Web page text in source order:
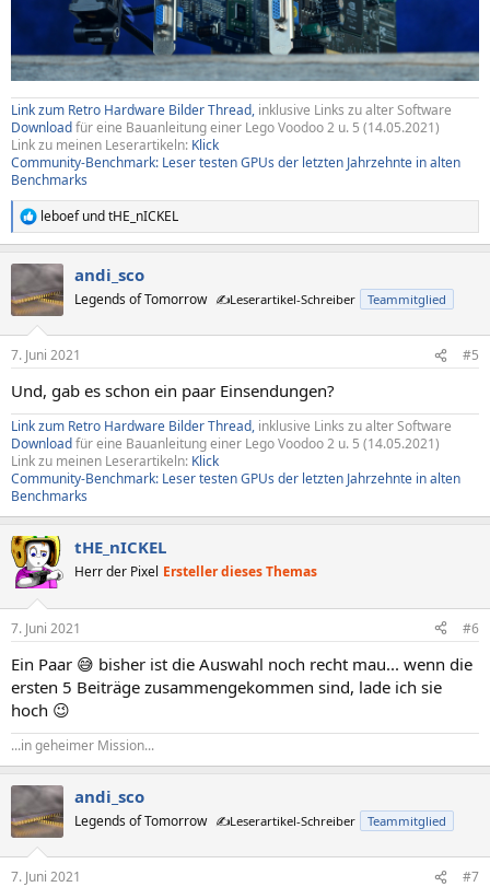
Link zum Retro Hardware Bilder Thread, inklusive Links zu alter Software
Downloadfür eine Bauanleitung einer Lego Voodoo 2 u. 5 (14.05.2021)
Link zu meinen Leserartikeln: Klick
Community-Benchmark: Leser testen GPUs der letzten Jahrzehnte in alten
Benchmarks
R
e
t
i
e
:
leboefundtHE_nICKEL
andi_sco
Legends of Tomorrow ✍️Leserartikel-Schreiber Teammitglied
7. Juni 2021 #5
Und, gab es schon ein paar Einsendungen?
Link zum Retro Hardware Bilder Thread, inklusive Links zu alter Software
Downloadfür eine Bauanleitung einer Lego Voodoo 2 u. 5 (14.05.2021)
Link zu meinen Leserartikeln: Klick
Community-Benchmark: Leser testen GPUs der letzten Jahrzehnte in alten
Benchmarks
tHE_nICKEL
Herr der Pixel Ersteller dieses Themas
7. Juni 2021 #6
Ein Paar 😅 bisher ist die Auswahl noch recht mau... wenn die
ersten 5 Beiträge zusammengekommen sind, lade ich sie
hoch 😉
...in geheimer Mission...
andi_sco
Legends of Tomorrow ✍️Leserartikel-Schreiber Teammitglied
7. Juni 2021 #7